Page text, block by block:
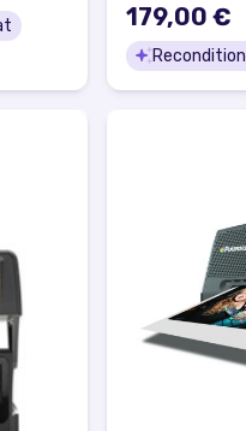
179,00 €